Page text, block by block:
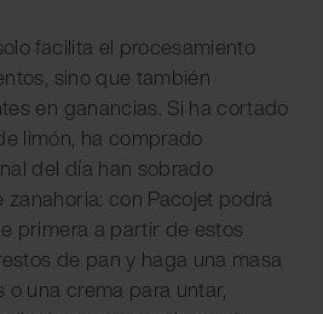
facilita el procesamiento
sino que también
en ganancias. Si ha cortado
limón, ha comprado
del día han sobrado
con Pacojet podrá
primera a partir de estos
de pan y haga una masa
una crema para untar,